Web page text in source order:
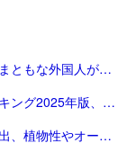
「ひろゆき氏「川口クルド人問題」に私見「まともな外国人が損するので不法就労には厳しくすべき」 - 芸能 : 日刊スポーツ」
「富豪が多い「世界で最も裕福な都市」ランキング2025年版、東京が2年連続3位 | Forbes JAPAN 公式サイト（フォーブス ジャパン）」
「プロテインパウダーから鉛やカドミウム検出、植物性やオーガニック製品は数倍の含有量 - CNN.co.jp」